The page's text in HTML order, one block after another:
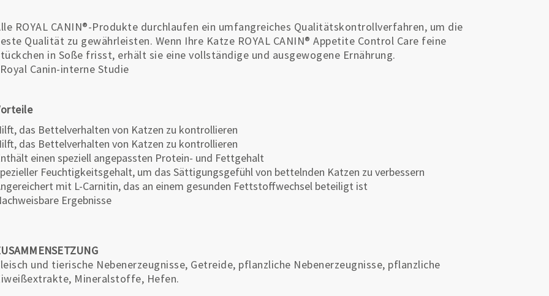
ROYAL CANIN®-Produkte durchlaufen ein umfangreiches Qualitätskontrollverfahren, um die
Qualität zu gewährleisten. Wenn Ihre Katze ROYAL CANIN® Appetite Control Care feine
in Soße frisst, erhält sie eine vollständige und ausgewogene Ernährung.
Canin-interne Studie
das Bettelverhalten von Katzen zu kontrollieren
das Bettelverhalten von Katzen zu kontrollieren
einen speziell angepassten Protein- und Fettgehalt
Feuchtigkeitsgehalt, um das Sättigungsgefühl von bettelnden Katzen zu verbessern
mit L-Carnitin, das an einem gesunden Fettstoffwechsel beteiligt ist
Ergebnisse
und tierische Nebenerzeugnisse, Getreide, pflanzliche Nebenerzeugnisse, pflanzliche
Mineralstoffe, Hefen.